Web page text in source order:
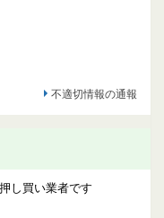
不適切情報の通報
し買い業者です